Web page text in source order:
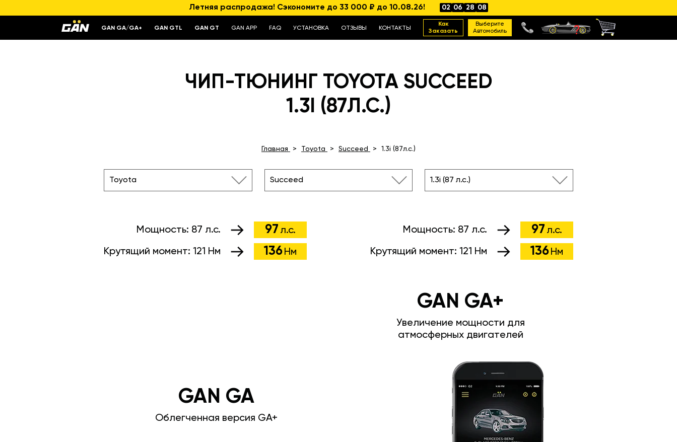
Летняя распродажа! Сэкономите до 33 000 ₽ до 10.08.26! 02 06 28 07
GAN GA/GA+ GAN GTL GAN GT GAN APP FAQ УСТАНОВКА ОТЗЫВЫ КОНТАКТЫ
Как
Заказать
Выберите
Автомобиль
ЧИП-ТЮНИНГ TOYOTA SUCCEED
1.3I (87Л.С.)
Главная Toyota Succeed 1.3i (87л.с.)
Toyota Succeed 1.3i (87 л.с.)
Мощность: 87 л.с. 97 л.с.
Крутящий момент: 121 Нм 136 Нм
Мощность: 87 л.с. 97 л.с.
Крутящий момент: 121 Нм 136 Нм
GAN GA+
Увеличение мощности для
атмосферных двигателей
GAN GA
Облегченная версия GA+